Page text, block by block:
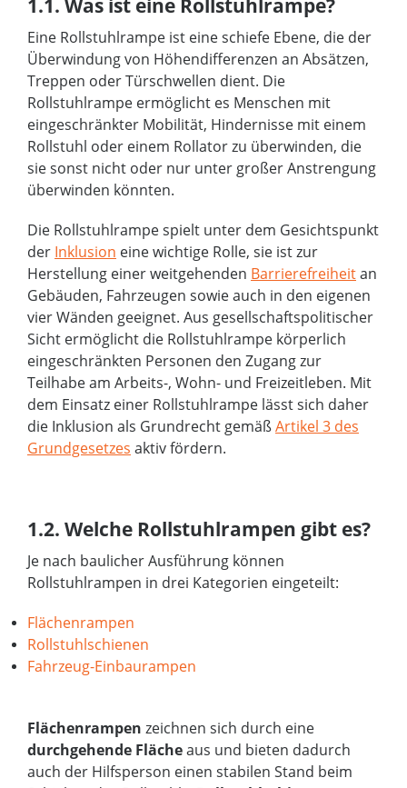
1.1. Was ist eine Rollstuhlrampe?
Eine Rollstuhlrampe ist eine schiefe Ebene, die der
Überwindung von Höhendifferenzen an Absätzen,
Treppen oder Türschwellen dient. Die
Rollstuhlrampe ermöglicht es Menschen mit
eingeschränkter Mobilität, Hindernisse mit einem
Rollstuhl oder einem Rollator zu überwinden, die
sie sonst nicht oder nur unter großer Anstrengung
überwinden könnten.
Die Rollstuhlrampe spielt unter dem Gesichtspunkt
der Inklusion eine wichtige Rolle, sie ist zur
Herstellung einer weitgehenden Barrierefreiheitan
Gebäuden, Fahrzeugen sowie auch in den eigenen
vier Wänden geeignet. Aus gesellschaftspolitischer
Sicht ermöglicht die Rollstuhlrampe körperlich
eingeschränkten Personen den Zugang zur
Teilhabe am Arbeits-, Wohn- und Freizeitleben. Mit
dem Einsatz einer Rollstuhlrampe lässt sich daher
die Inklusion als Grundrecht gemäßArtikel 3 des
Grundgesetzes aktiv fördern.
1.2. Welche Rollstuhlrampen gibt es?
Je nach baulicher Ausführung können
Rollstuhlrampen in drei Kategorien eingeteilt:
Flächenrampen
Rollstuhlschienen
Fahrzeug-Einbaurampen
Flächenrampen zeichnen sich durch eine
durchgehende Flächeaus und bieten dadurch
auch der Hilfsperson einen stabilen Stand beim